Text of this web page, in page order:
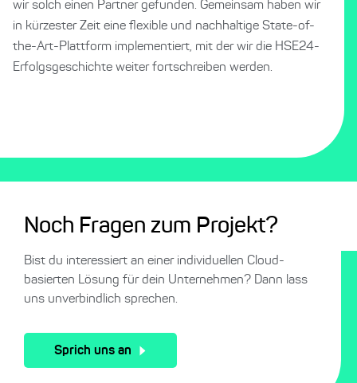
wir solch einen Partner gefunden. Gemeinsam haben wir
in kürzester Zeit eine flexible und nachhaltige State-of-
the-Art-Plattform implementiert, mit der wir die HSE24-
Erfolgsgeschichte weiter fortschreiben werden.
Noch Fragen zum Projekt?
Bist du interessiert an einer individuellen Cloud-
basierten Lösung für dein Unternehmen? Dann lass
uns unverbindlich sprechen.
Sprich uns an